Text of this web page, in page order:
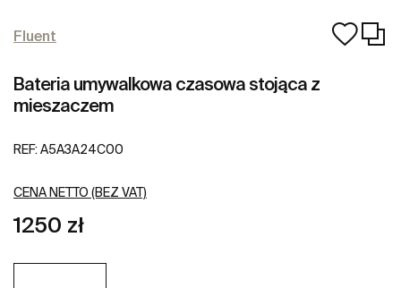
Fluent
Bateria umywalkowa czasowa stojąca z
mieszaczem
REF: A5A3A24C00
CENA NETTO (BEZ VAT)
1250 zł